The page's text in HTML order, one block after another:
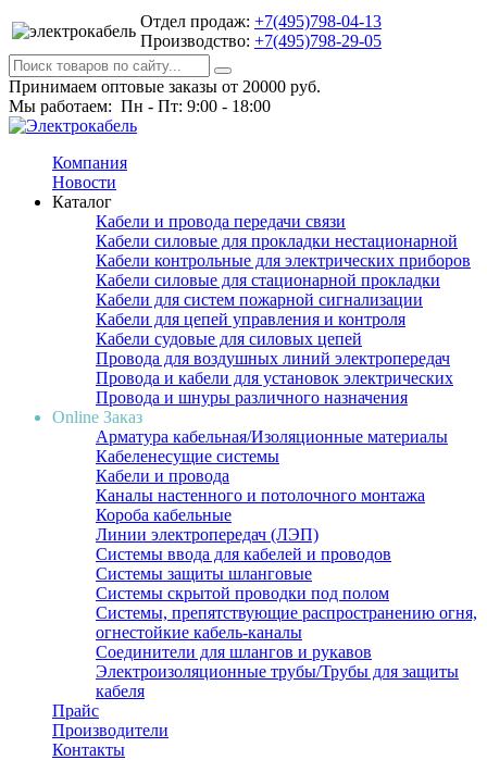
Отдел продаж: +7(495)798-04-13
Производство: +7(495)798-29-05
Принимаем оптовые заказы от 20000 руб.
Мы работаем: Пн - Пт: 9:00 - 18:00
Компания
Новости
Каталог
Кабели и провода передачи связи
Кабели силовые для прокладки нестационарной
Кабели контрольные для электрических приборов
Кабели силовые для стационарной прокладки
Кабели для систем пожарной сигнализации
Кабели для цепей управления и контроля
Кабели судовые для силовых цепей
Провода для воздушных линий электропередач
Провода и кабели для установок электрических
Провода и шнуры различного назначения
Online Заказ
Арматура кабельная/Изоляционные материалы
Кабеленесущие системы
Кабели и провода
Каналы настенного и потолочного монтажа
Короба кабельные
Линии электропередач (ЛЭП)
Системы ввода для кабелей и проводов
Системы защиты шланговые
Системы скрытой проводки под полом
Системы, препятствующие распространению огня,
огнестойкие кабель-каналы
Соединители для шлангов и рукавов
Электроизоляционные трубы/Трубы для защиты
кабеля
Прайс
Производители
Контакты